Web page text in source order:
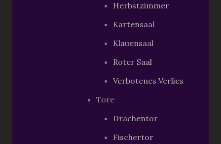
Herbstzimmer
Kartensaal
Klauensaal
Roter Saal
Verbotenes Verlies
Tore
Drachentor
Fischertor